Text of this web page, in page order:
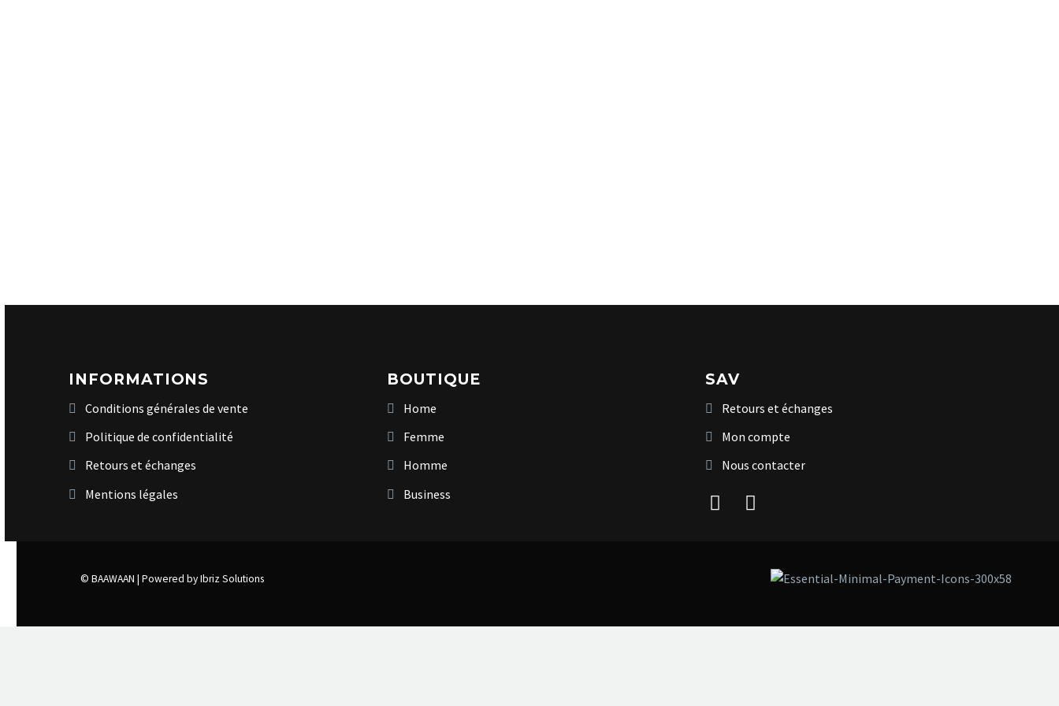
INFORMATIONS
Conditions générales de vente
Politique de confidentialité
Retours et échanges
Mentions légales
BOUTIQUE
Home
Femme
Homme
Business
SAV
Retours et échanges
Mon compte
Nous contacter
© BAAWAAN | Powered by Ibriz Solutions